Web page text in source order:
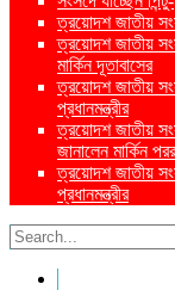
ত্রয়োদশ জাতীয়
ত্রয়োদশ জাতীয়
মার্কিন দূতাবাসের
ত্রয়োদশ জাতীয়
প্রধানমন্ত্রীর
ত্রয়োদশ জাতীয়
জানালেন মার্কিন
ত্রয়োদশ জাতীয়
প্রধানমন্ত্রীর